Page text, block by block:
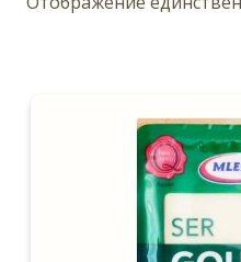
Сладости и вкусняшки
Бакалея